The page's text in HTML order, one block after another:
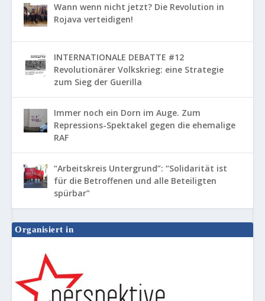
Wann wenn nicht jetzt? Die Revolution in
Rojava verteidigen!
INTERNATIONALE DEBATTE #12
Revolutionärer Volkskrieg: eine Strategie
zum Sieg der Guerilla
Immer noch ein Dorn im Auge. Zum
Repressions-Spektakel gegen die ehemalige
RAF
“Arbeitskreis Untergrund”: “Solidarität ist
für die Betroffenen und alle Beteiligten
spürbar”
Organisiert in